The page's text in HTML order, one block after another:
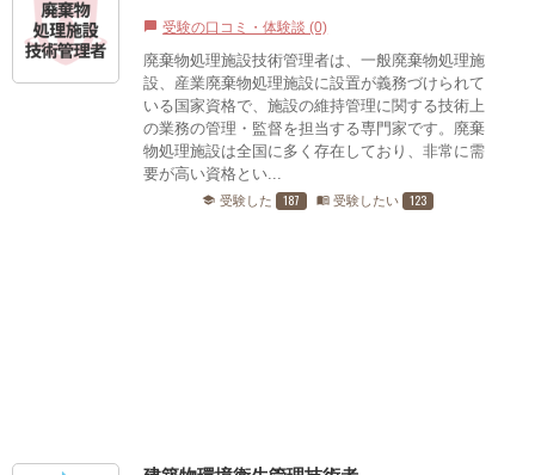
chat_bubble 受験の口コミ・体験談 (0)
廃棄物処理施設技術管理者は、一般廃棄物処理施
設、産業廃棄物処理施設に設置が義務づけられて
いる国家資格で、施設の維持管理に関する技術上
の業務の管理・監督を担当する専門家です。廃棄
物処理施設は全国に多く存在しており、非常に需
要が高い資格とい...
school 受験した 187 menu_book 受験したい 123